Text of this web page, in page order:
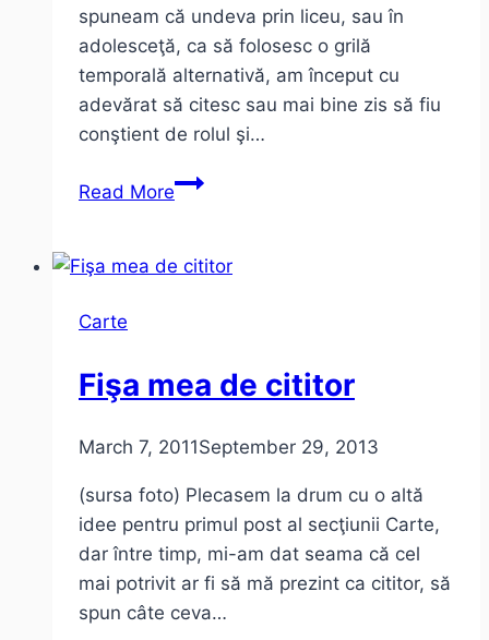
spuneam că undeva prin liceu, sau în
adolesceţă, ca să folosesc o grilă
temporală alternativă, am început cu
adevărat să citesc sau mai bine zis să fiu
conştient de rolul şi…
Read MoreCaietul
Carte
Fişa mea de cititor
March 7, 2011September 29, 2013
(sursa foto) Plecasem la drum cu o altă
idee pentru primul post al secţiunii Carte,
dar între timp, mi-am dat seama că cel
mai potrivit ar fi să mă prezint ca cititor, să
spun câte ceva…